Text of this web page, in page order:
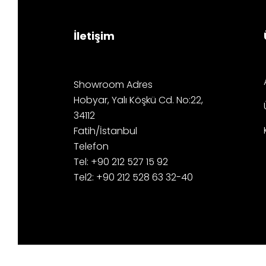
İletişim
Showroom Adres
Hobyar, Yalı Köşkü Cd. No:22,
34112
Fatih/İstanbul
Telefon
Tel: +90 212 527 15 92
Tel2: +90 212 528 63 32-40